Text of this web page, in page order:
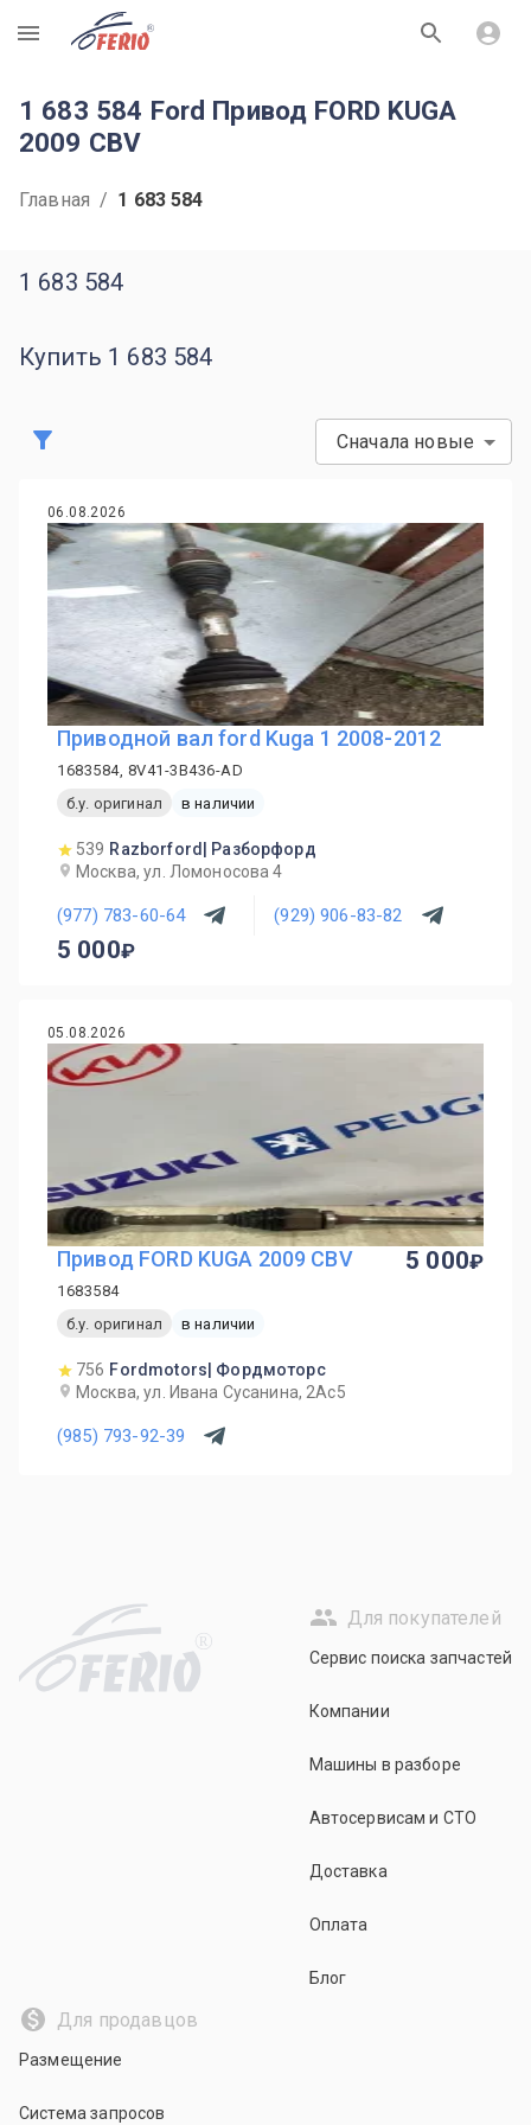
R
1 683 584 Ford Привод FORD KUGA
2009 CBV
Главная / 1 683 584
1 683 584
Купить 1 683 584
Сначала новые
06.08.2026
Приводной вал ford Kuga 1 2008-2012
1683584, 8V41-3B436-AD
б.у. оригинал
в наличии
539 Razborford| Разборфорд
Москва, ул. Ломоносова 4
(977) 783-60-64 (929) 906-83-82
5 000
05.08.2026
Привод FORD KUGA 2009 CBV
1683584
б.у. оригинал
в наличии
756 Fordmotors| Фордмоторс
Москва, ул. Ивана Сусанина, 2Ас5
(985) 793-92-39
5 000
R
Для покупателей
Сервис поиска запчастей
Компании
Машины в разборе
Автосервисам и СТО
Доставка
Оплата
Блог
Для продавцов
Размещение
Система запросов